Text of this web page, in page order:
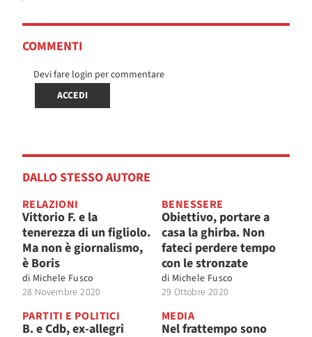
COMMENTI
Devi fare login per commentare
ACCEDI
DALLO STESSO AUTORE
RELAZIONI
Vittorio F. e la
tenerezza di un figliolo.
Ma non è giornalismo,
è Boris
di Michele Fusco
28 Novembre 2020
BENESSERE
Obiettivo, portare a
casa la ghirba. Non
fateci perdere tempo
con le stronzate
di Michele Fusco
29 Ottobre 2020
PARTITI E POLITICI
B. e Cdb, ex-allegri
MEDIA
Nel frattempo sono